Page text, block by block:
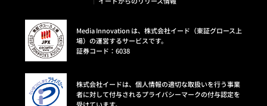
Media Innovation は、株式会社イード（東証グロース上
場）の運営するサービスです。
証券コード：6038
株式会社イードは、個人情報の適切な取扱いを行う事業
者に対して付与されるプライバシーマークの付与認定を
受けています。